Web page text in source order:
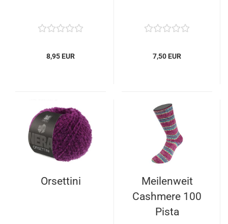
8,95 EUR 7,50 EUR
Orsettini
Meilenweit
Cashmere 100
Pista